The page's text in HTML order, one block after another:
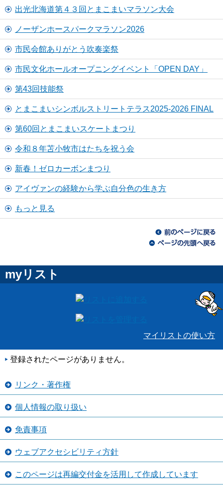
出光北海道第４３回とまこまいマラソン大会
ノーザンホースパークマラソン2026
市民会館ありがとう吹奏楽祭
市民文化ホールオープニングイベント「OPEN DAY」
第43回技能祭
とまこまいシンボルストリートテラス2025-2026 FINAL
第60回とまこまいスケートまつり
令和８年苫小牧市はたちを祝う会
新春！ゼロカーボンまつり
アイヴァンの経験から学ぶ自分色の生き方
もっと見る
myリスト
マイリストの使い方
登録されたページがありません。
リンク・著作権
個人情報の取り扱い
免責事項
ウェブアクセシビリティ方針
このページは再編交付金を活用して作成しています